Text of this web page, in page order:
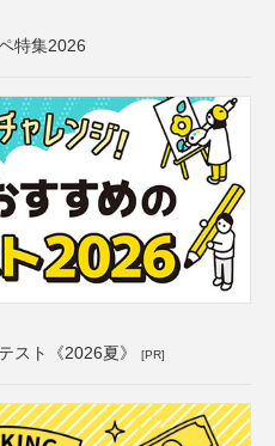
特集2026
スト《2026夏》 [PR]